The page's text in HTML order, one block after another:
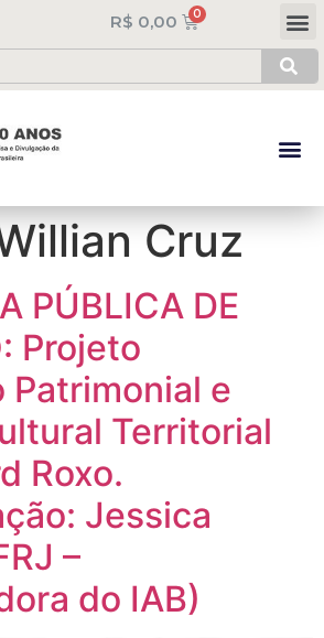
R$ 0,00
Cruz
PÚBLICA DE
Projeto
Patrimonial e
Territorial
Roxo.
Jessica
–
do IAB)